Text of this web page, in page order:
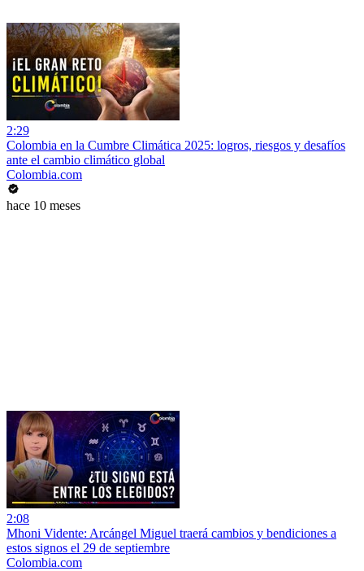
2:29
Colombia en la Cumbre Climática 2025: logros, riesgos y desafíos
ante el cambio climático global
Colombia.com
hace 10 meses
2:08
Mhoni Vidente: Arcángel Miguel traerá cambios y bendiciones a
estos signos el 29 de septiembre
Colombia.com